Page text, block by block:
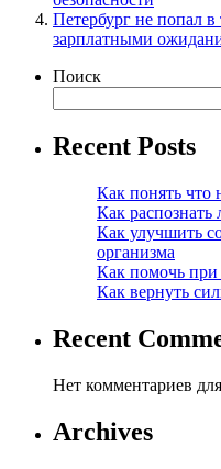
Петербург не попал
зарплатными
Поиск
Recent Posts
Как понять что
Как распознать
Как улучшить
организма
Как помочь при
Как вернуть
Recent
Нет комментариев
Archives